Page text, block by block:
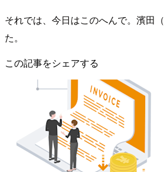
それでは、今日はこのへんで。濱田（
た。
この記事をシェアする